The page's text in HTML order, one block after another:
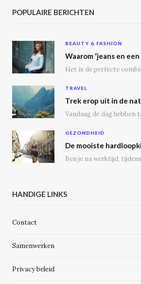
POPULAIRE BERICHTEN
BEAUTY & FASHION
TRAVEL
GEZONDHEID
HANDIGE LINKS
Contact
Samenwerken
Privacy beleid